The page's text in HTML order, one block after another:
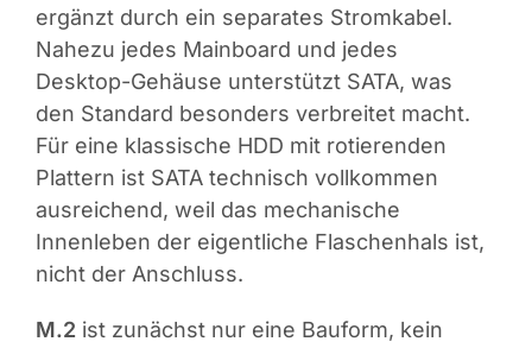
ergänzt durch ein separates Stromkabel.
Nahezu jedes Mainboard und jedes
Desktop-Gehäuse unterstützt SATA, was
den Standard besonders verbreitet macht.
Für eine klassische HDD mit rotierenden
Plattern ist SATA technisch vollkommen
ausreichend, weil das mechanische
Innenleben der eigentliche Flaschenhals ist,
nicht der Anschluss.
M.2 ist zunächst nur eine Bauform, kein